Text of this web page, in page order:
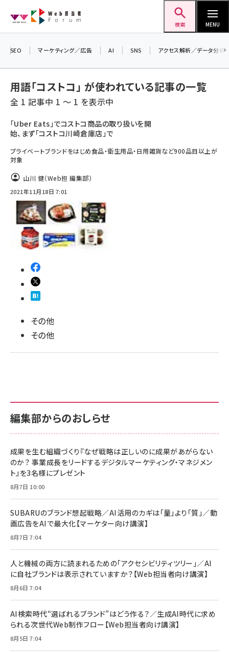
ン
検索 MENU
ai (2818)
youtube (2444)
セミナー (2313)
z世代 (1629)
meo (1279)
llmo (1167)
SEO マーケティング／広告 AI SNS アクセス解析／データ分析
用語「コストコ」 が使われている記事の一覧
全 1 記事中 1 ～ 1 を表示中
「Uber Eats」でコストコ商品の取り扱いを開
始、まず「コストコ川崎倉庫店」で
プライベートブランドをはじめ食品・衛生用品・日用雑貨など900品目以上が
対象
山川 健（Web担 編集部）
2021年11月18日 7:01
その他
その他
編集部からのおしらせ
成果を生む組織づくり『なぜ戦略は正しいのに成果があがらない
のか？ 事業成長をリードするデジタルマーケティング・マネジメン
ト』を3名様にプレゼント
8月7日 10:00
SUBARUのブランド想起戦略／AI活用のカギは「量」より「質」／動
画広告をAIで最大化【マーケター向け講演】
8月7日 7:04
人と機械の両方に読まれるための「アクセシビリティツリー」／AI
に自社ブランドは表示されていますか？【Web担当者向け講演】
8月6日 7:04
AI検索時代“選ばれるブランド”はどう作る？／生成AI時代に求め
られる次世代Web制作フロー【Web担当者向け講演】
8月5日 7:04
生成AIをマーケティング等に活用するための
考え方を学べるセミナーイベント「生成AI ×
マーケティング フォーラム 2026」開催！
▼申し込みはこちらから▼